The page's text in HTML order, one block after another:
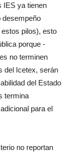
IES ya tienen
desempeño
pilos), esto
porque -
no terminen
del Icetex, serán
del Estado
termina
para el
no reportan